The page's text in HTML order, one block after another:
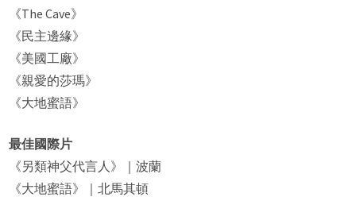
《The Cave》
《民主邊緣》
《美國工廠》
《親愛的莎瑪》
《大地蜜語》
最佳國際片
《另類神父代言人》｜波蘭
《大地蜜語》｜北馬其頓